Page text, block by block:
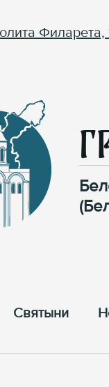
Филарета,
Cвятыни